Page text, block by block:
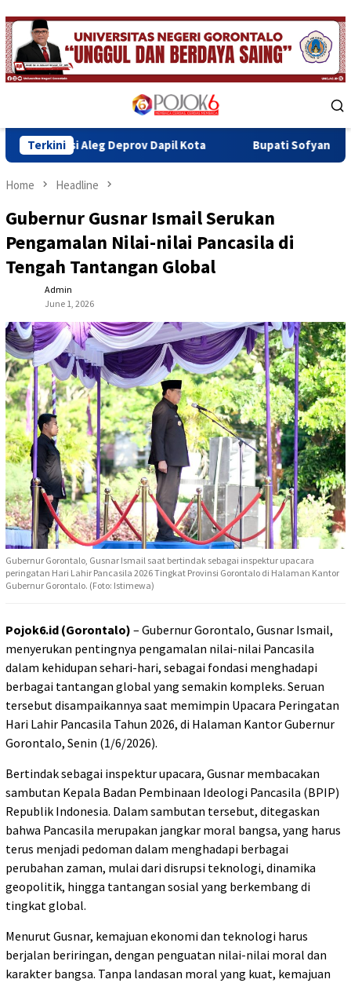
Skip
to
content
Menu
Terkini
Deprov Dapil Kota Bupati Sofyan Teken MoU Isbat dan
Home Headline
Gubernur Gusnar Ismail Serukan
Pengamalan Nilai-nilai Pancasila di
Tengah Tantangan Global
Admin
June 1, 2026
Gubernur Gorontalo, Gusnar Ismail saat bertindak sebagai inspektur upacara
peringatan Hari Lahir Pancasila 2026 Tingkat Provinsi Gorontalo di Halaman Kantor
Gubernur Gorontalo. (Foto: Istimewa)
Pojok6.id (Gorontalo) – Gubernur Gorontalo, Gusnar Ismail,
menyerukan pentingnya pengamalan nilai-nilai Pancasila
dalam kehidupan sehari-hari, sebagai fondasi menghadapi
berbagai tantangan global yang semakin kompleks. Seruan
tersebut disampaikannya saat memimpin Upacara Peringatan
Hari Lahir Pancasila Tahun 2026, di Halaman Kantor Gubernur
Gorontalo, Senin (1/6/2026).
Bertindak sebagai inspektur upacara, Gusnar membacakan
sambutan Kepala Badan Pembinaan Ideologi Pancasila (BPIP)
Republik Indonesia. Dalam sambutan tersebut, ditegaskan
bahwa Pancasila merupakan jangkar moral bangsa, yang harus
terus menjadi pedoman dalam menghadapi berbagai
perubahan zaman, mulai dari disrupsi teknologi, dinamika
geopolitik, hingga tantangan sosial yang berkembang di
tingkat global.
Menurut Gusnar, kemajuan ekonomi dan teknologi harus
berjalan beriringan, dengan penguatan nilai-nilai moral dan
karakter bangsa. Tanpa landasan moral yang kuat, kemajuan